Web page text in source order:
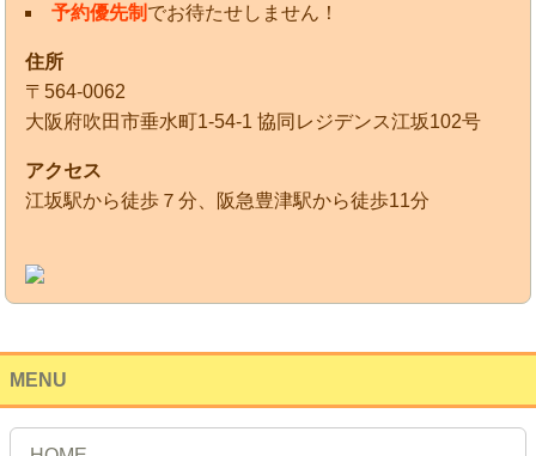
予約優先制 でお待たせしません！
住所
〒564-0062
大阪府吹田市垂水町1-54-1 協同レジデンス江坂102号
アクセス
江坂駅から徒歩７分、阪急豊津駅から徒歩11分
MENU